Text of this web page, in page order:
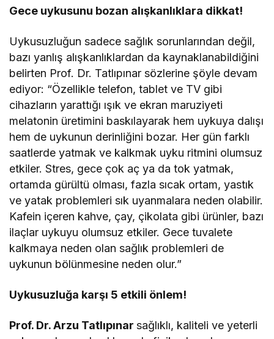
Gece uykusunu bozan alışkanlıklara dikkat!
Uykusuzluğun sadece sağlık sorunlarından değil,
bazı yanlış alışkanlıklardan da kaynaklanabildiğini
belirten Prof. Dr. Tatlıpınar sözlerine şöyle devam
ediyor: “Özellikle telefon, tablet ve TV gibi
cihazların yarattığı ışık ve ekran maruziyeti
melatonin üretimini baskılayarak hem uykuya dalışı
hem de uykunun derinliğini bozar. Her gün farklı
saatlerde yatmak ve kalkmak uyku ritmini olumsuz
etkiler. Stres, gece çok aç ya da tok yatmak,
ortamda gürültü olması, fazla sıcak ortam, yastık
ve yatak problemleri sık uyanmalara neden olabilir.
Kafein içeren kahve, çay, çikolata gibi ürünler, bazı
ilaçlar uykuyu olumsuz etkiler. Gece tuvalete
kalkmaya neden olan sağlık problemleri de
uykunun bölünmesine neden olur.”
Uykusuzluğa karşı 5 etkili önlem!
Prof. Dr. Arzu Tatlıpınarsağlıklı, kaliteli ve yeterli